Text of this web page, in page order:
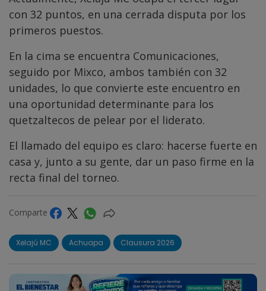
con 32 puntos, en una cerrada disputa por los
primeros puestos.
En la cima se encuentra Comunicaciones,
seguido por Mixco, ambos también con 32
unidades, lo que convierte este encuentro en
una oportunidad determinante para los
quetzaltecos de pelear por el liderato.
El llamado del equipo es claro: hacerse fuerte en
casa y, junto a su gente, dar un paso firme en la
recta final del torneo.
Comparte
Xelajú MC Achuapa Clausura 2026